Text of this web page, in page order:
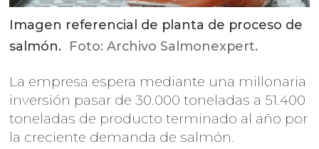
Imagen referencial de planta de proceso de
salmón. Foto: Archivo Salmonexpert.
La empresa espera mediante una millonaria
inversión pasar de 30.000 toneladas a 51.400
toneladas de producto terminado al año por
la creciente demanda de salmón.